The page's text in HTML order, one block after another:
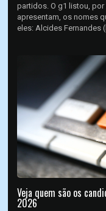
partidos. O g1 listou,
apresentam, os nomes
eles: Alcides Fernandes
Veja quem são os
2026